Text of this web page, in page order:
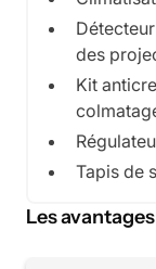
des
Kit
Tapis de
Les